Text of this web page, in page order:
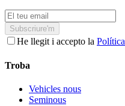
Subscriure'm
He llegit i accepto la
Troba
Vehicles nous
Seminous